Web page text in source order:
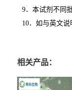
9．本试剂不同
10．如与英文说
相关产品：